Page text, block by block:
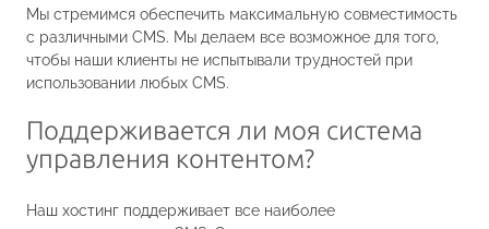
Мы стремимся обеспечить максимальную совместимость
с различными CMS. Мы делаем все возможное для того,
чтобы наши клиенты не испытывали трудностей при
использовании любых CMS.
Поддерживается ли моя система
управления контентом?
Наш хостинг поддерживает все наиболее